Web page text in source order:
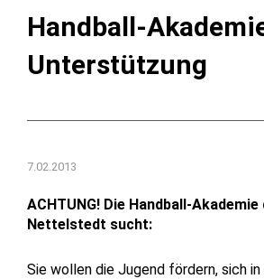
Handball-
Unterstützung
7.02.2013
ACHTUNG! Die Handball-Akademie
Nettelstedt sucht:
Sie wollen die Jugend fördern, sich